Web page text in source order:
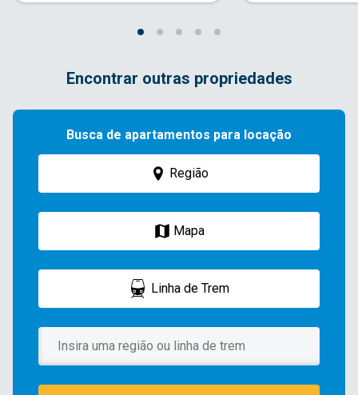
Encontrar outras propriedades
Busca de apartamentos para locação
Região
Mapa
Linha de Trem